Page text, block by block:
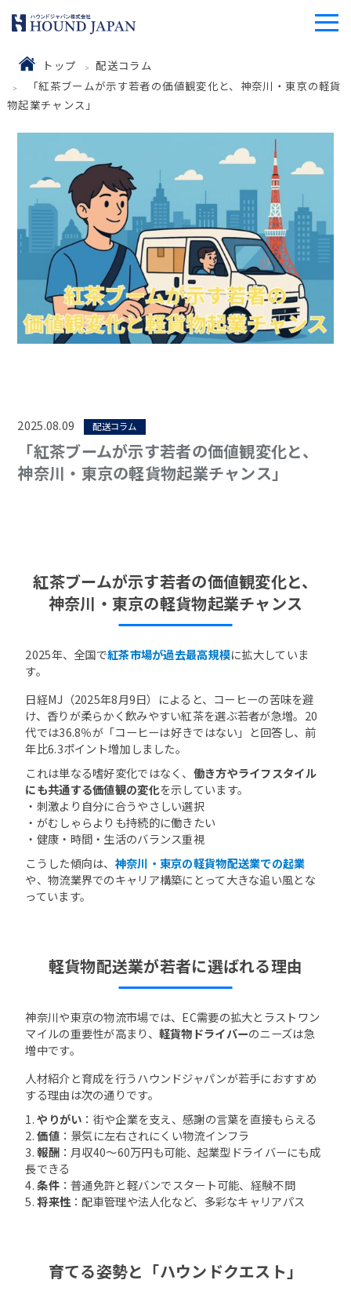
トップ
配送コラム
「紅茶ブームが示す若者の価値観変化と、神奈川・東京の軽貨
物起業チャンス」
2025.08.09 配送コラム
「紅茶ブームが示す若者の価値観変化と、
神奈川・東京の軽貨物起業チャンス」
紅茶ブームが示す若者の価値観変化と、
神奈川・東京の軽貨物起業チャンス
2025年、全国で紅茶市場が過去最高規模に拡大していま
す。
日経MJ（2025年8月9日）によると、コーヒーの苦味を避
け、香りが柔らかく飲みやすい紅茶を選ぶ若者が急増。20
代では36.8％が「コーヒーは好きではない」と回答し、前
年比6.3ポイント増加しました。
これは単なる嗜好変化ではなく、 働き方やライフスタイル
にも共通する価値観の変化を示しています。
・刺激より自分に合うやさしい選択
・がむしゃらよりも持続的に働きたい
・健康・時間・生活のバランス重視
こうした傾向は、 神奈川・東京の軽貨物配送業での起業
や、物流業界でのキャリア構築にとって大きな追い風とな
っています。
軽貨物配送業が若者に選ばれる理由
神奈川や東京の物流市場では、EC需要の拡大とラストワン
マイルの重要性が高まり、 軽貨物ドライバーのニーズは急
増中です。
人材紹介と育成を行うハウンドジャパンが若手におすすめ
する理由は次の通りです。
1.やりがい ：街や企業を支え、感謝の言葉を直接もらえる
2.価値：景気に左右されにくい物流インフラ
3.報酬：月収40〜60万円も可能、起業型ドライバーにも成
長できる
4.条件：普通免許と軽バンでスタート可能、経験不問
5.将来性 ：配車管理や法人化など、多彩なキャリアパス
育てる姿勢と「ハウンドクエスト」